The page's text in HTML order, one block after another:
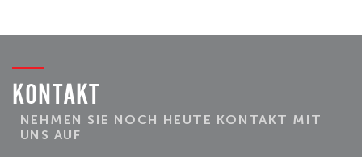
KONTAKT
NEHMEN SIE NOCH HEUTE KONTAKT MIT
UNS AUF